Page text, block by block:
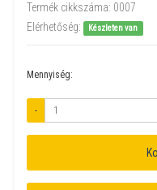
Termék cikkszáma: 0007
Elérhetőség:
Készleten van
Mennyiség:
-